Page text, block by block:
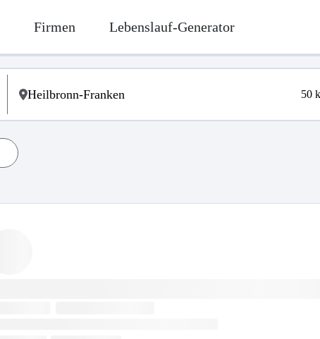
Firmen Lebenslauf-Generator
50